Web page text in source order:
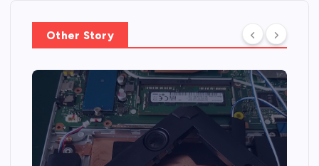
Other Story